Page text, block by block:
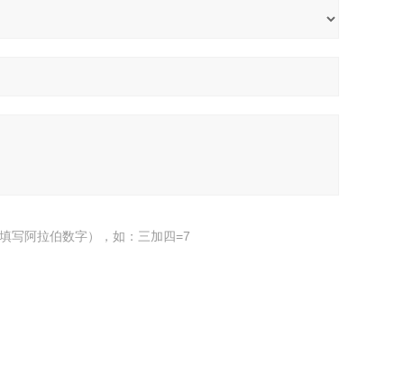
写阿拉伯数字），如：三加四=7